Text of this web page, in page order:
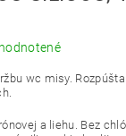
wc misy.
a liehu. Bez